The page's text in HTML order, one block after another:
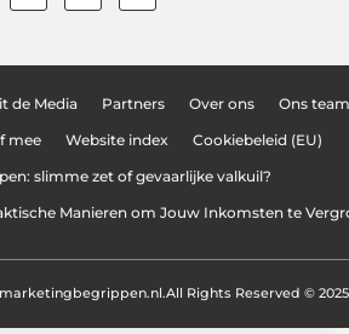
de Media Partners Over ons Ons team
mee Website index Cookiebeleid (EU)
slimme zet of gevaarlijke valkuil?
Manieren om Jouw Inkomsten te
All Rights Reserved © 2025